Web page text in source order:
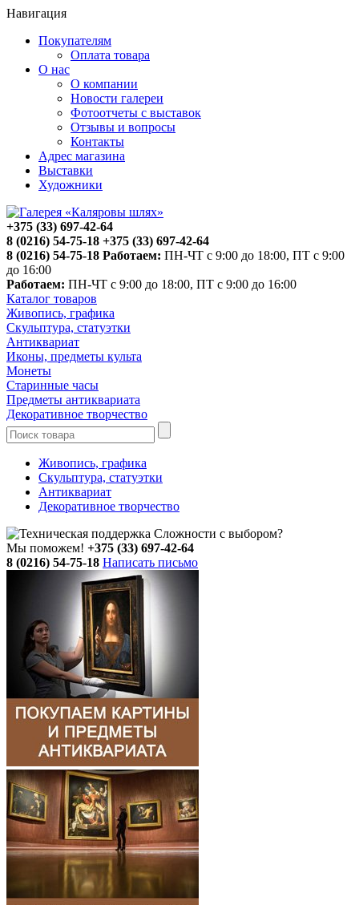
Навигация
Покупателям
Оплата товара
О нас
О компании
Новости галереи
Фотоотчеты с выставок
Отзывы и вопросы
Контакты
Адрес магазина
Выставки
Художники
+375 (33) 697-42-64
8 (0216) 54-75-18 +375 (33) 697-42-64
8 (0216) 54-75-18 Работаем: ПН-ЧТ с 9:00 до 18:00, ПТ с 9:00
до 16:00
Работаем: ПН-ЧТ с 9:00 до 18:00, ПТ с 9:00 до 16:00
Каталог товаров
Живопись, графика
Скульптура, статуэтки
Антиквариат
Иконы, предметы культа
Монеты
Старинные часы
Предметы антиквариата
Декоративное творчество
Живопись, графика
Скульптура, статуэтки
Антиквариат
Декоративное творчество
Сложности с выбором?
Мы поможем! +375 (33) 697-42-64
8 (0216) 54-75-18 Написать письмо